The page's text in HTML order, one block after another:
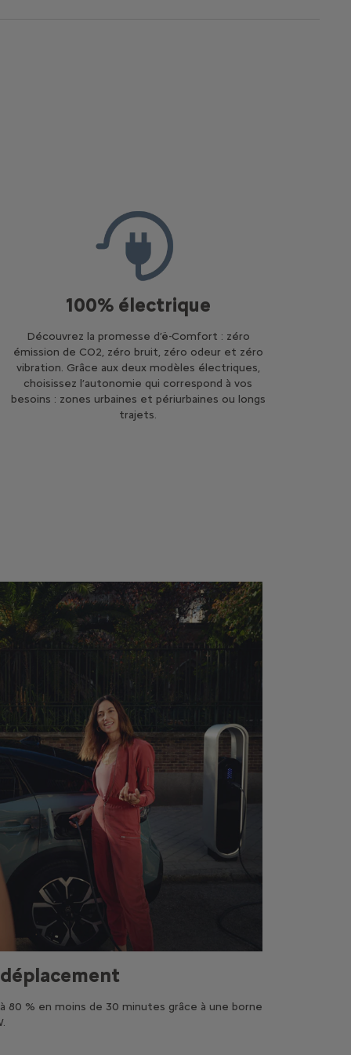
100% électrique
Découvrez la promesse d’ë-Comfort : zéro
émission de CO2, zéro bruit, zéro odeur et zéro
vibration. Grâce aux deux modèles électriques,
choisissez l’autonomie qui correspond à vos
besoins : zones urbaines et périurbaines ou longs
trajets.
80 % en moins de 30 minutes grâce à une borne